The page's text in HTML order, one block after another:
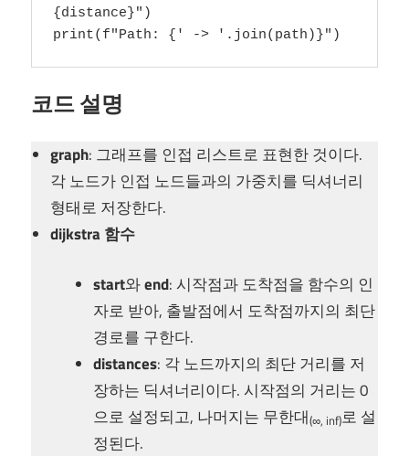
{distance}")
print(f"Path: {' -> '.join(path)}")
코드 설명
graph: 그래프를 인접 리스트로 표현한 것이다.
각 노드가 인접 노드들과의 가중치를 딕셔너리
형태로 저장한다.
dijkstra 함수
start와end: 시작점과 도착점을 함수의 인
자로 받아, 출발점에서 도착점까지의 최단
경로를 구한다.
distances: 각 노드까지의 최단 거리를 저
장하는 딕셔너리이다. 시작점의 거리는 0
으로 설정되고, 나머지는 무한대(∞, inf)로 설
정된다.